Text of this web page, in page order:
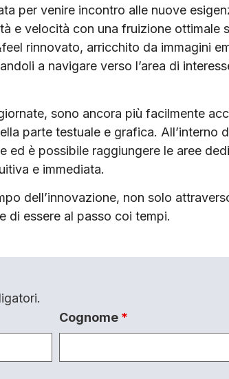
per venire incontro alle nuove
e velocità con una fruizione ottimale
rinnovato, arricchito da immagini
a navigare verso l’area di
sono ancora più facilmente
parte testuale e grafica. All’interno
ed è possibile raggiungere le aree
e immediata.
dell’innovazione, non solo
di essere al passo coi tempi.
Cognome *